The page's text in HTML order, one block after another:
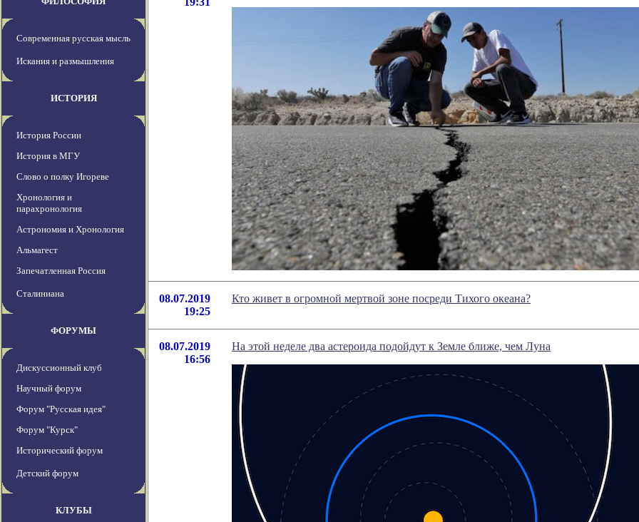
Современная русская мысль
Искания и размышления
ИСТОРИЯ
История России
История в МГУ
Слово о полку Игореве
Хронология и
парахронология
Астрономия и Хронология
Альмагест
Запечатленная Россия
Сталиниана
ФОРУМЫ
Дискуссионный клуб
Научный форум
Форум "Русская идея"
Форум "Курск"
Исторический форум
Детский форум
КЛУБЫ
08.07.2019
19:25
Кто живет в огромной мертвой зоне посреди Тихого океана?
08.07.2019
16:56
На этой неделе два астероида подойдут к Земле ближе, чем Луна